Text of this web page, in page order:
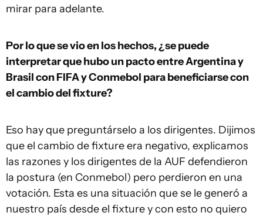
mirar para adelante.
Por lo que se vio en los hechos, ¿se puede
interpretar que hubo un pacto entre Argentina y
Brasil con FIFA y Conmebol para beneficiarse con
el cambio del fixture?
Eso hay que preguntárselo a los dirigentes. Dijimos
que el cambio de fixture era negativo, explicamos
las razones y los dirigentes de la AUF defendieron
la postura (en Conmebol) pero perdieron en una
votación. Esta es una situación que se le generó a
nuestro país desde el fixture y con esto no quiero